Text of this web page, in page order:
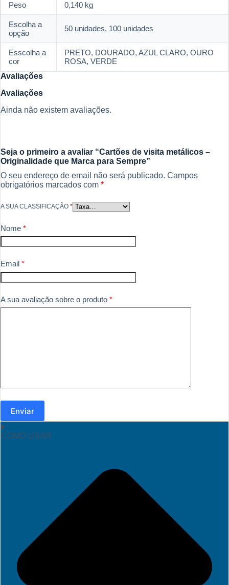
Peso 0,140 kg
Escolha a
opção
50 unidades, 100 unidades
Esscolha a
cor
PRETO, DOURADO, AZUL CLARO, OURO
ROSA, VERDE
Avaliações
Avaliações
Ainda não existem avaliações.
Seja o primeiro a avaliar “Cartões de visita metálicos –
Originalidade que Marca para Sempre”
O seu endereço de email não será publicado. Campos
obrigatórios marcados com *
A SUA CLASSIFICAÇÃO *
Nome *
Email *
A sua avaliação sobre o produto *
Enviar
COMO USAR